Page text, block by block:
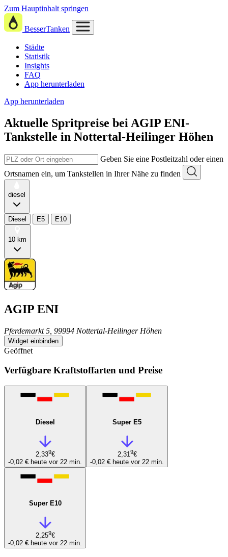
Zum Hauptinhalt springen
BesserTanken
Städte
Statistik
Insights
FAQ
App herunterladen
App herunterladen
Aktuelle Spritpreise bei AGIP ENI-
Tankstelle in Nottertal-Heilinger Höhen
Geben Sie eine Postleitzahl oder einen
Ortsnamen ein, um Tankstellen in Ihrer Nähe zu finden
diesel
Diesel E5 E10
10 km
AGIP ENI
Pferdemarkt 5, 99994 Nottertal-Heilinger Höhen
Widget einbinden
Geöffnet
Verfügbare Kraftstoffarten und Preise
Diesel
2,339€
-0,02 € heute vor 22 min.
Super E5
2,319€
-0,02 € heute vor 22 min.
Super E10
2,259€
-0,02 € heute vor 22 min.